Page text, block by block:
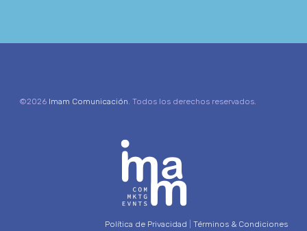
©2026 Imam Comunicación. Todos los derechos reservados.
Política de Privacidad Términos & Condiciones